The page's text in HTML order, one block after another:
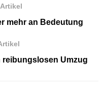
mehr an Bedeutung
reibungslosen Umzug